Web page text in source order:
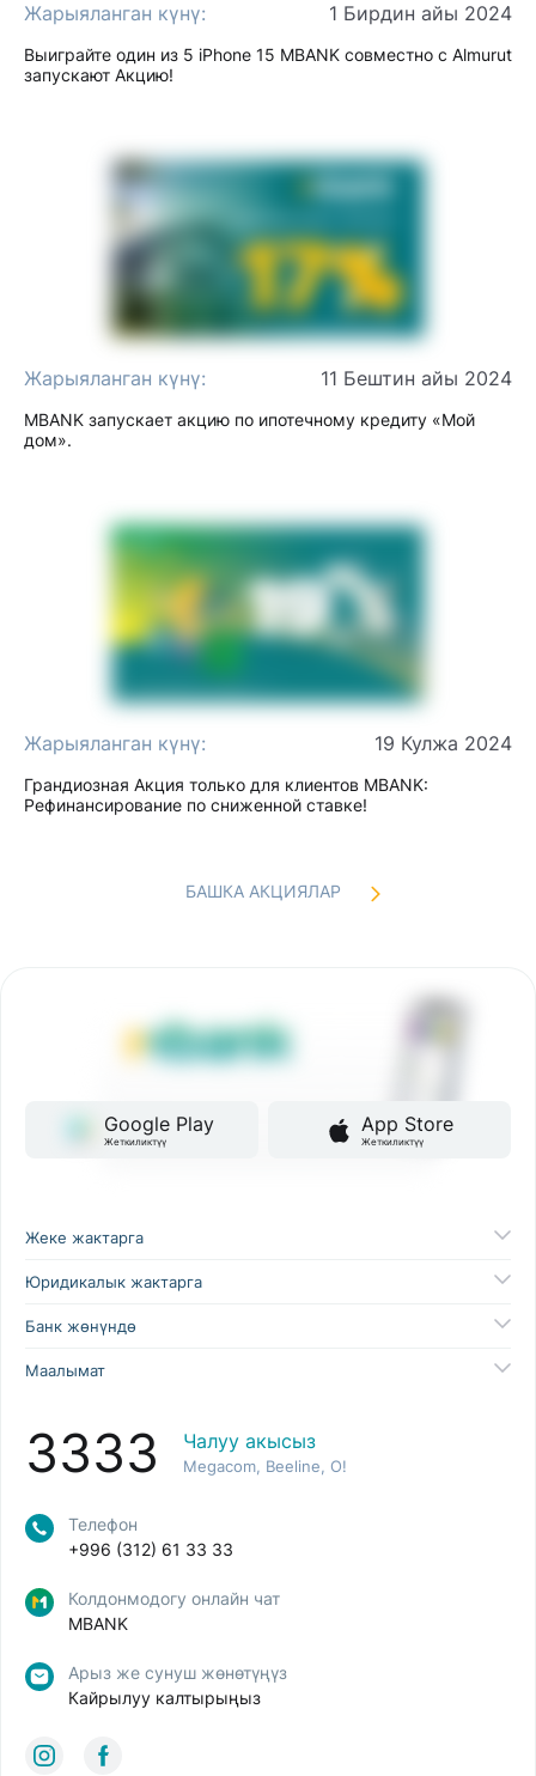
Жарыяланган күнү: 1 Бирдин айы 2024
Выиграйте один из 5 iPhone 15 MBANK совместно с Almurut
запускают Акцию!
Жарыяланган күнү: 11 Бештин айы 2024
MBANK запускает акцию по ипотечному кредиту «Мой
дом».
Жарыяланган күнү: 19 Кулжа 2024
Грандиозная Акция только для клиентов MBANK:
Рефинансирование по сниженной ставке!
БАШКА АКЦИЯЛАР
Google Play
Жеткиликтүү
App Store
Жеткиликтүү
Жеке жактарга
Юридикалык жактарга
Банк жөнүндө
Маалымат
3333 Чалуу акысыз
Megacom, Beeline, O!
Телефон
+996 (312) 61 33 33
Колдонмодогу онлайн чат
MBANK
Арыз же сунуш жөнөтүңүз
Кайрылуу калтырыңыз